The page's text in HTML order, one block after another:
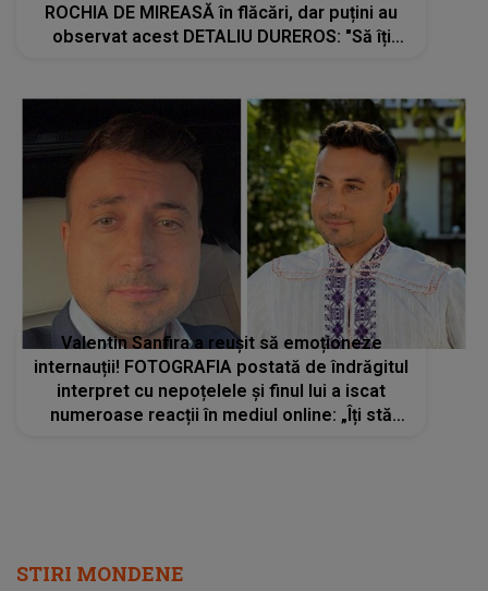
ROCHIA DE MIREASĂ în flăcări, dar puțini au
observat acest DETALIU DUREROS: "Să îți
Valentin Sanfira a reușit să emoționeze
internauții! FOTOGRAFIA postată de îndrăgitul
interpret cu nepoțelele și finul lui a iscat
numeroase reacții în mediul online: „Îți stă
STIRI MONDENE